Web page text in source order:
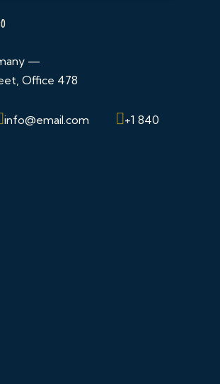
—
Office 478
info@email.com
+1 840